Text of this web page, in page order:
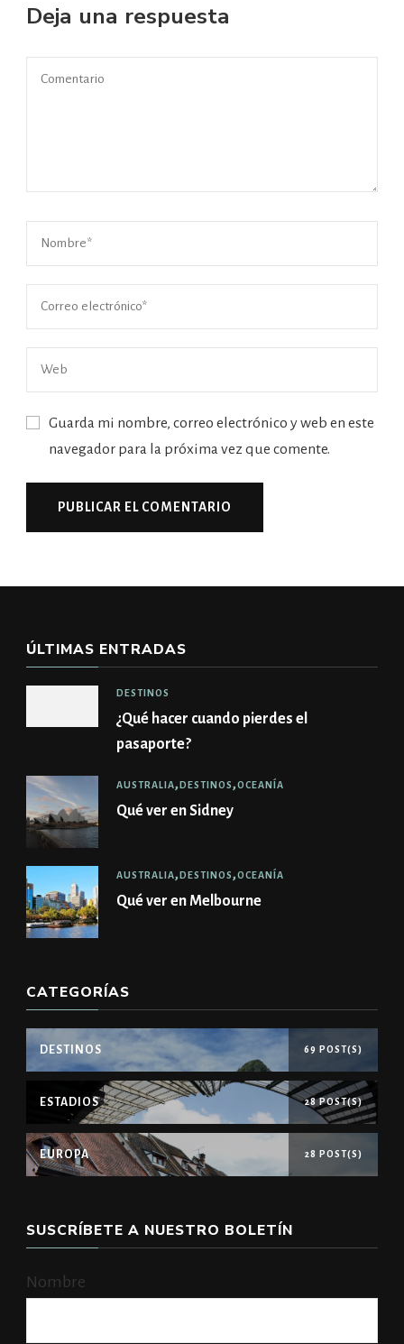
Deja una respuesta
Guarda mi nombre, correo electrónico y web en este
navegador para la próxima vez que comente.
ÚLTIMAS ENTRADAS
DESTINOS
¿Qué hacer cuando pierdes el
pasaporte?
AUSTRALIA DESTINOS OCEANÍA
Qué ver en Sidney
AUSTRALIA DESTINOS OCEANÍA
Qué ver en Melbourne
CATEGORÍAS
DESTINOS 69 POST(S)
ESTADIOS 28 POST(S)
EUROPA 28 POST(S)
SUSCRÍBETE A NUESTRO BOLETÍN
Nombre